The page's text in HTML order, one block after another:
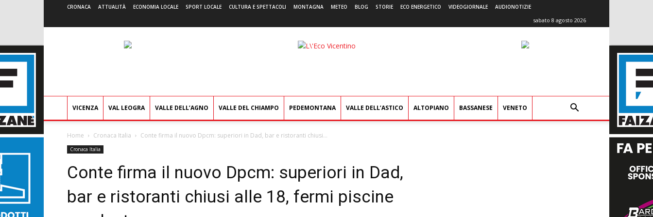
CRONACA ATTUALITÀ ECONOMIA LOCALE SPORT LOCALE CULTURA E SPETTACOLI MONTAGNA METEO BLOG STORIE ECO ENERGETICO VIDEOGIORNALE AUDIONOTIZIE
sabato 8 agosto 2026
L'Eco
VICENZA VAL LEOGRA VALLE DELL’AGNO VALLE DEL CHIAMPO PEDEMONTANA VALLE DELL’ASTICO ALTOPIANO BASSANESE VENETO
Home Cronaca Italia Conte firma il nuovo Dpcm: superiori in Dad, bar e ristoranti chiusi...
Cronaca Italia
Conte firma il nuovo Dpcm: superiori in Dad,
bar e ristoranti chiusi alle 18, fermi piscine